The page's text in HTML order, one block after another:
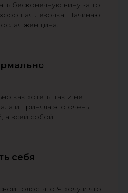
бесконечную вину за то,
хорошая девочка. Начинаю
женщина.
как хотеть, так и не
и приняла это очень
а всей собой.
себя
голос, что Я хочу и что